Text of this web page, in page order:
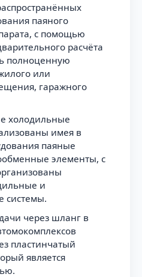
паяного
с помощью
расчёта
полноценную
или
гаражного
холодильные
имея в
паяные
элементы, с
и
системы.
через шланг в
пластинчатый
является